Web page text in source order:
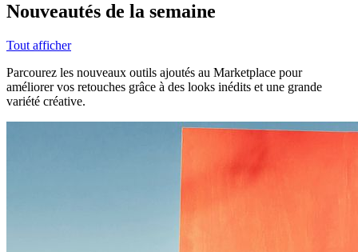
Nouveautés de la semaine
Tout afficher
Parcourez les nouveaux outils ajoutés au Marketplace pour
améliorer vos retouches grâce à des looks inédits et une grande
variété créative.